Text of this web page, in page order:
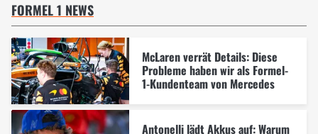
FORMEL 1 NEWS
McLaren verrät Details: Diese
Probleme haben wir als Formel-
1-Kundenteam von Mercedes
Antonelli lädt Akkus auf: Warum